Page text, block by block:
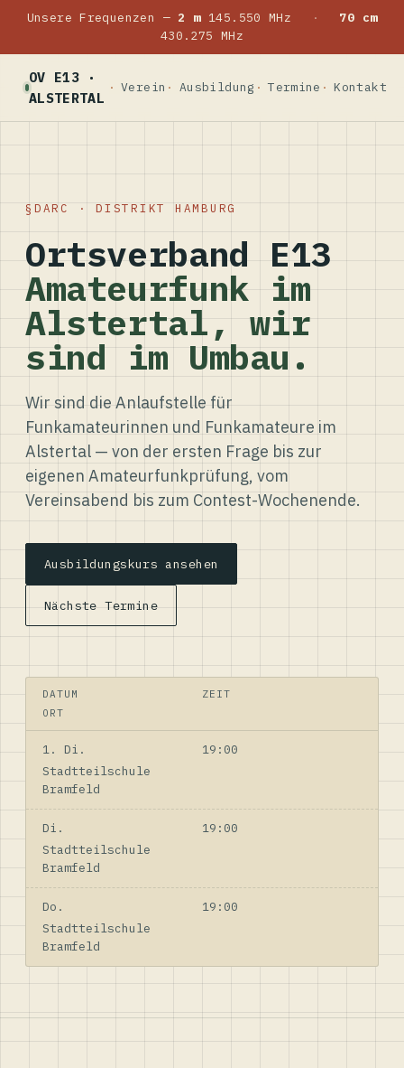
Unsere Frequenzen — 2 m145.550 MHz ·
70 cm
430.275 MHz
OV E13 ·
ALSTERTAL
Verein Ausbildung Termine Kontakt
DARC · DISTRIKT HAMBURG
Ortsverband E13
Amateurfunk im
Alstertal, wir
sind im Umbau.
Wir sind die Anlaufstelle für
Funkamateurinnen und Funkamateure im
Alstertal — von der ersten Frage bis zur
eigenen Amateurfunkprüfung, vom
Vereinsabend bis zum Contest-Wochenende.
Ausbildungskurs ansehen
Nächste Termine
DATUM
ZEIT
ORT
1. Di.
19:00
Stadtteilschule
Bramfeld
Di.
19:00
Stadtteilschule
Bramfeld
Do.
19:00
Stadtteilschule
Bramfeld